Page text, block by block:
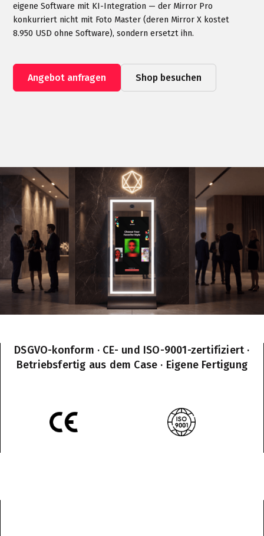
eigene Software mit KI-Integration — der Mirror Pro
konkurriert nicht mit Foto Master (deren Mirror X kostet
8.950 USD ohne Software), sondern ersetzt ihn.
Angebot anfragen Shop besuchen
DSGVO-konform · CE- und ISO-9001-zertifiziert ·
Betriebsfertig aus dem Case · Eigene Fertigung